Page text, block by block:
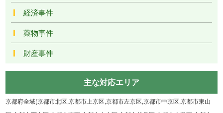
経済事件
薬物事件
財産事件
主な対応エリア
京都府全域(京都市北区,京都市上京区,京都市左京区,京都市中京区,京都市東山